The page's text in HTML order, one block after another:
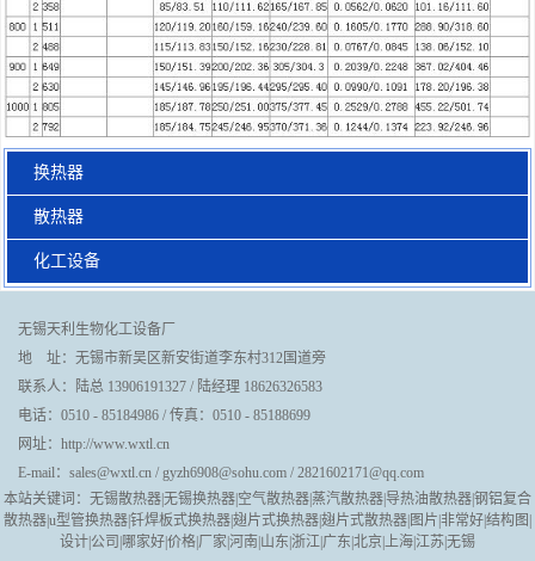
换热器
散热器
化工设备
无锡天利生物化工设备厂
地 址：无锡市新吴区新安街道李东村312国道旁
联系人：陆总 13906191327 / 陆经理 18626326583
电话：0510 - 85184986 / 传真：0510 - 85188699
网址：http://www.wxtl.cn
E-mail：sales@wxtl.cn / gyzh6908@sohu.com / 2821602171@qq.com
本站关键词：无锡散热器|无锡换热器|空气散热器|蒸汽散热器|导热油散热器|钢铝复合
散热器|u型管换热器|钎焊板式换热器|翅片式换热器|翅片式散热器|图片|非常好|结构图|
设计|公司|哪家好|价格|厂家|河南|山东|浙江|广东|北京|上海|江苏|无锡